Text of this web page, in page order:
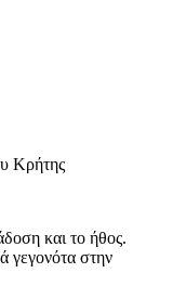
Κρήτης
και το ήθος.
γεγονότα στην